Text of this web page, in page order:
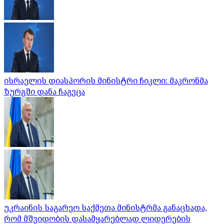
ისრაელის დიასპორის მინისტრი ჩიკლი: მაკრონმა
ზურგში დანა ჩაგვცა
უკრაინის საგარეო საქმეთა მინისტრმა განაცხადა,
რომ მშვიდობის დასამყარებლად ლიდერების